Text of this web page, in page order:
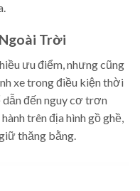
Trời
ưu điểm, nhưng cũng
xe trong điều kiện thời
đến nguy cơ trơn
trên địa hình gồ ghề,
thăng bằng.